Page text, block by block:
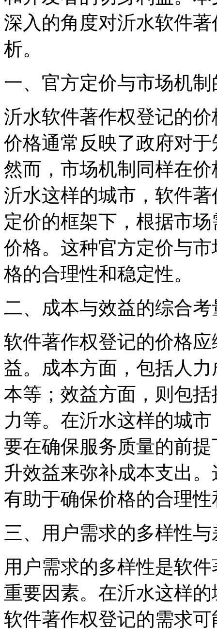
深入的角度对沂水软件
析。
一、官方定价与市场机制
沂水软件著作权登记的
价格通常反映了政府对
然而，市场机制同样在
沂水这样的城市，软件
定价的框架下，根据市
价格。这种官方定价与
格的合理性和稳定性。
二、成本与效益的综合考
软件著作权登记的价格
益。成本方面，包括人
本等；效益方面，则包
力等。在沂水这样的城
要在确保服务质量的前
升效益来弥补成本支出
有助于确保价格的合理
三、用户需求的多样性
用户需求的多样性是软
重要因素。在沂水这样
软件著作权登记的需求